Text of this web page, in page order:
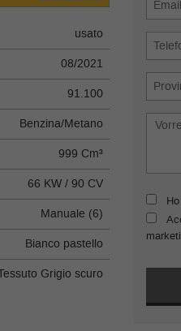
usato
08/2021
91.100
Benzina/Metano
999 Cm³
66 KW / 90 CV
Manuale (6)
Bianco pastello
Grigio scuro